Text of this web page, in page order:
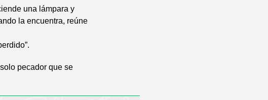
una lámpara y
la encuentra, reúne
pecador que se